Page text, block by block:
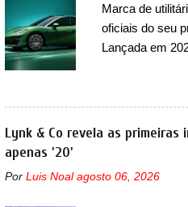
passando logo
placa novo
Marca de
oficiais do seu
Lançada em
pegada mais
Bao 5 e Bao 8,
vez no
primeiro três
informações
Lynk & Co revela as
apenas '20'
Por Luis Noal agosto 06, 2026